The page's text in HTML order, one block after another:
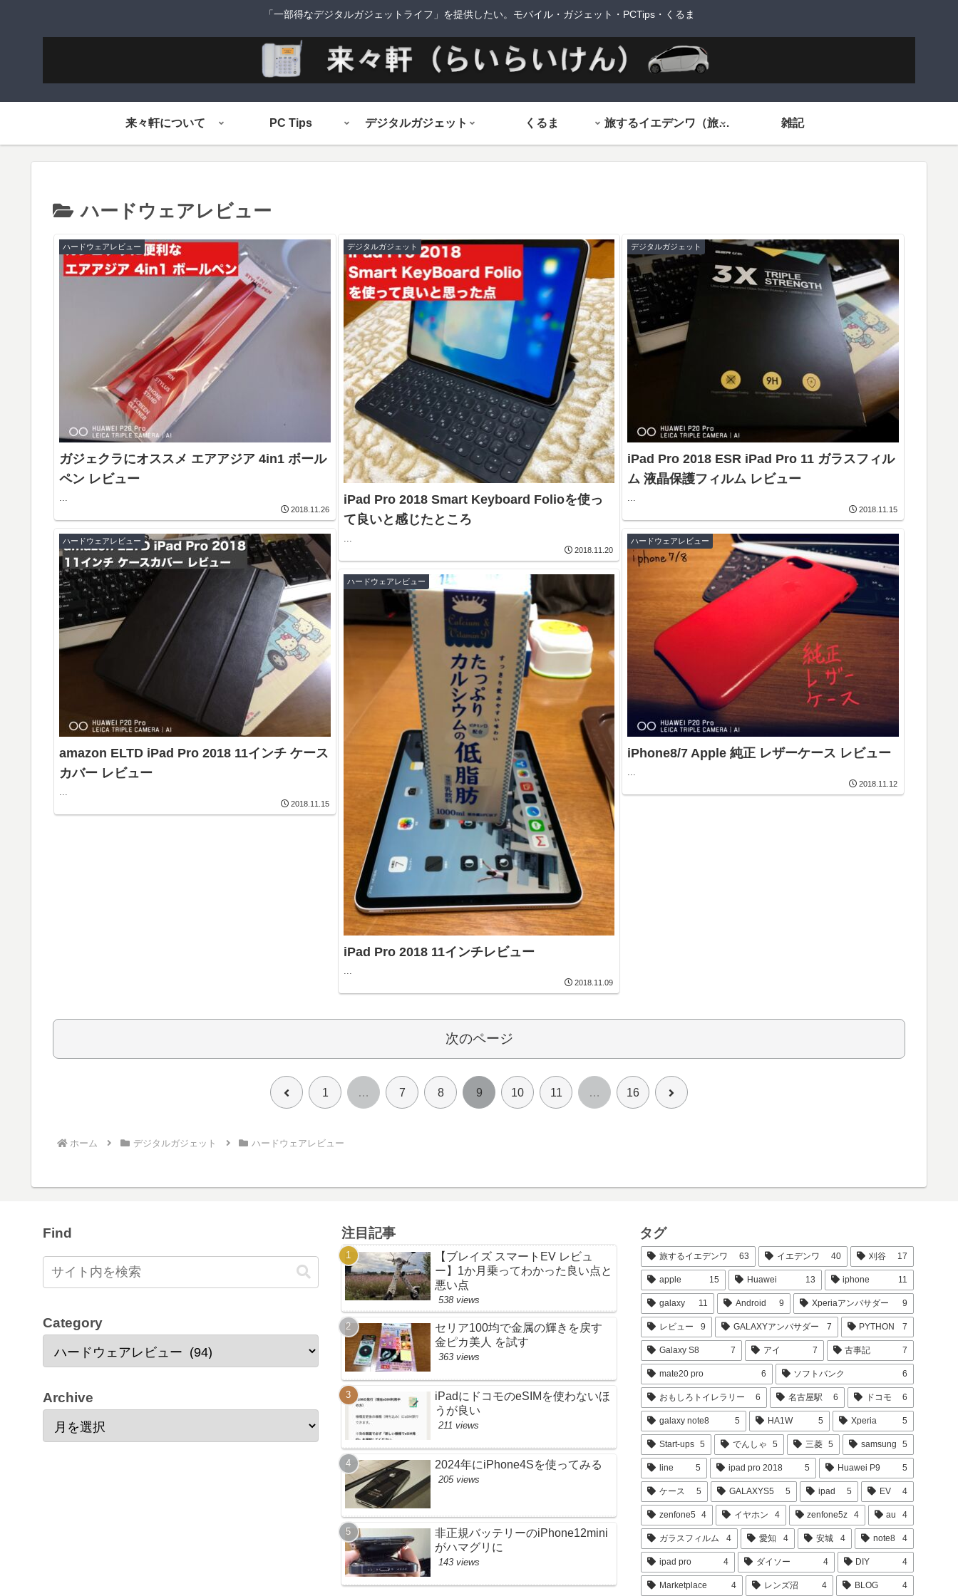
「一部得なデジタルガジェットライフ」を提供したい。モバイル・ガジェット・PCTips・くるま
来々軒について PC Tips デジタルガジェット くるま 旅するイエデンワ（旅ネタ） 雑記
ハードウェアレビュー
ハードウェアレビュー
ガジェクラにオススメ エアアジア 4in1 ボール
ペン レビュー
2018.11.26
デジタルガジェット
iPad Pro 2018 Smart Keyboard Folioを使っ
て良いと感じたところ
2018.11.20
デジタルガジェット
iPad Pro 2018 ESR iPad Pro 11 ガラスフィル
ム 液晶保護フィルム レビュー
2018.11.15
ハードウェアレビュー
amazon ELTD iPad Pro 2018 11インチ ケース
カバー レビュー
2018.11.15
ハードウェアレビュー
iPhone8/7 Apple 純正 レザーケース レビュー
2018.11.12
ハードウェアレビュー
iPad Pro 2018 11インチレビュー
...
2018.11.09
次のページ
前 1 … 7 8 9 10 11 … 16 次
ホーム デジタルガジェット ハードウェアレビュー
Find
Category
Archive
注目記事
【ブレイズ スマートEV レビュ
ー】1か月乗ってわかった良い点と
悪い点
538 views
セリア100均で金属の輝きを戻す
金ピカ美人 を試す
363 views
iPadにドコモのeSIMを使わないほ
うが良い
211 views
2024年にiPhone4Sを使ってみる
205 views
非正規バッテリーのiPhone12mini
がハマグリに
143 views
タグ
旅するイエデンワ 63 イエデンワ 40 刈谷 17
apple 15 Huawei 13 iphone 11
galaxy 11 Android 9 Xperiaアンバサダー 9
レビュー 9 GALAXYアンバサダー 7 PYTHON 7
Galaxy S8 7 アイ 7 古事記 7
mate20 pro 6 ソフトバンク 6
おもしろトイレラリー 6 名古屋駅 6 ドコモ 6
galaxy note8 5 HA1W 5 Xperia 5
Start-ups 5 でんしゃ 5 三菱 5 samsung 5
line 5 ipad pro 2018 5 Huawei P9 5
ケース 5 GALAXYS5 5 ipad 5 EV 4
zenfone5 4 イヤホン 4 zenfone5z 4 au 4
ガラスフィルム 4 愛知 4 安城 4 note8 4
ipad pro 4 ダイソー 4 DIY 4
Marketplace 4 レンズ沼 4 BLOG 4